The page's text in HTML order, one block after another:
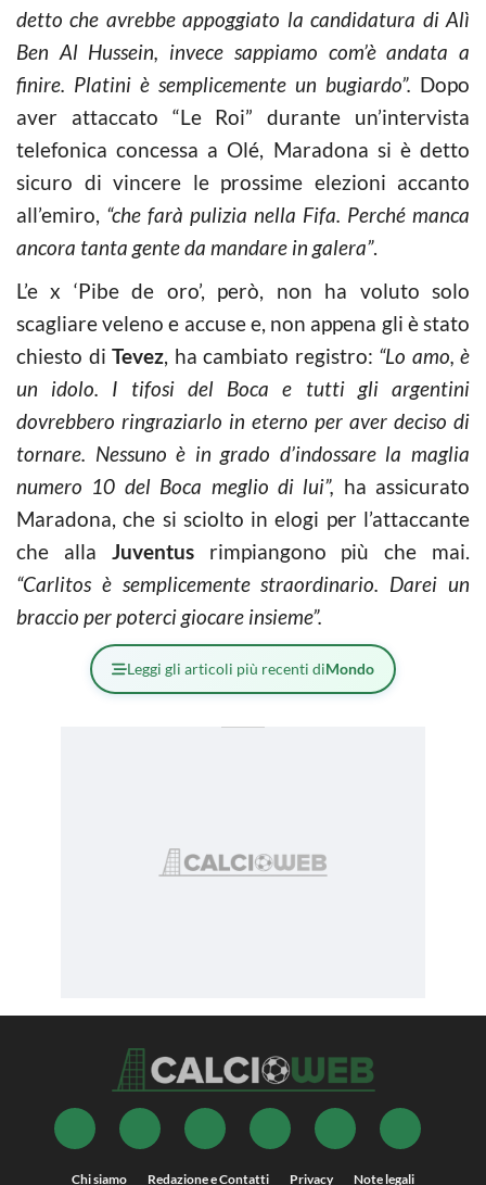
detto che avrebbe appoggiato la candidatura di Alì
Ben Al Hussein, invece sappiamo com’è andata a
finire. Platini è semplicemente un bugiardo”. Dopo
aver attaccato “Le Roi” durante un’intervista
telefonica concessa a Olé, Maradona si è detto
sicuro di vincere le prossime elezioni accanto
all’emiro, “che farà pulizia nella Fifa. Perché manca
ancora tanta gente da mandare in galera”.
L’e x ‘Pibe de oro’, però, non ha voluto solo
scagliare veleno e accuse e, non appena gli è stato
chiesto di Tevez, ha cambiato registro: “Lo amo, è
un idolo. I tifosi del Boca e tutti gli argentini
dovrebbero ringraziarlo in eterno per aver deciso di
tornare. Nessuno è in grado d’indossare la maglia
numero 10 del Boca meglio di lui”, ha assicurato
Maradona, che si sciolto in elogi per l’attaccante
che alla Juventusrimpiangono più che mai.
“Carlitos è semplicemente straordinario. Darei un
braccio per poterci giocare insieme”.
Leggi gli articoli più recenti diMondo
Chi siamo Redazione e Contatti Privacy Note legali